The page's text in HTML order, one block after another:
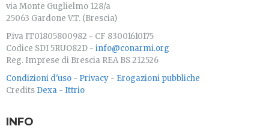
via Monte Guglielmo 128/a
25063 Gardone V.T. (Brescia)
P.iva IT01805800982 - CF 83001610175
Codice SDI 5RUO82D - info@conarmi.org
Reg. Imprese di Brescia REA BS 212526
Condizioni d'uso - Privacy - Erogazioni pubbliche
Credits Dexa - Ittrio
INFO